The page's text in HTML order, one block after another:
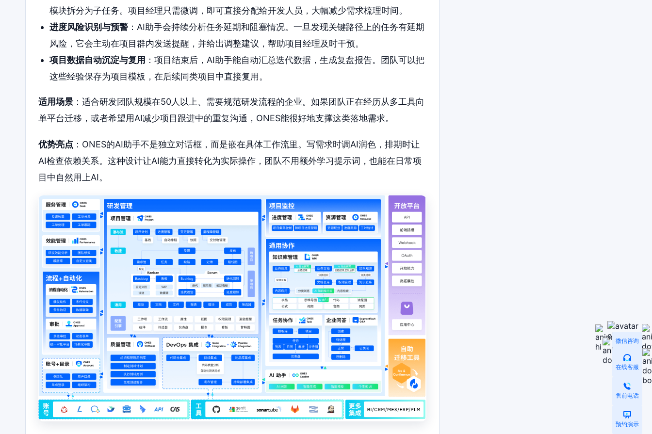
模块拆分为子任务。项目经理只需微调，即可直接分配给开发人员，大幅减少需求梳理时间。
进度风险识别与预警：AI助手会持续分析任务延期和阻塞情况。一旦发现关键路径上的任务有延期
风险，它会主动在项目群内发送提醒，并给出调整建议，帮助项目经理及时干预。
项目数据自动沉淀与复用 ：项目结束后，AI助手能自动汇总迭代数据，生成复盘报告。团队可以把
这些经验保存为项目模板，在后续同类项目中直接复用。
适用场景 ：适合研发团队规模在50人以上、需要规范研发流程的企业。如果团队正在经历从多工具向
单平台迁移，或者希望用AI减少项目跟进中的重复沟通，ONES能很好地支撑这类落地需求。
优势亮点 ：ONES的AI助手不是独立对话框，而是嵌在具体工作流里。写需求时调AI润色，排期时让
AI检查依赖关系。这种设计让AI能力直接转化为实际操作，团队不用额外学习提示词，也能在日常项
目中自然用上AI。
微信咨询
在线客服
售前电话
预约演示